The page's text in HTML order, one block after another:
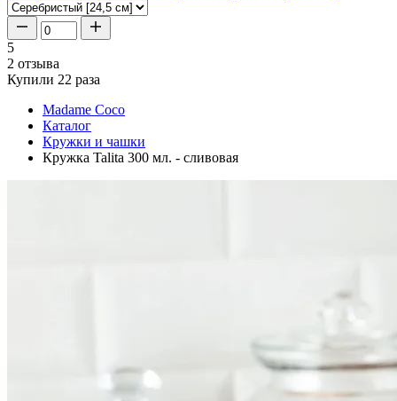
5
2 отзыва
Купили 22 раза
Madame Coco
Каталог
Кружки и чашки
Кружка Talita 300 мл. - сливовая